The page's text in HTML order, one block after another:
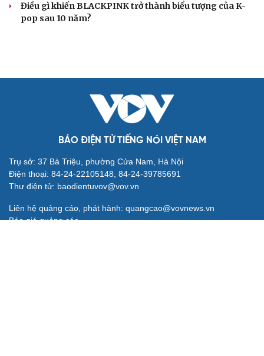
Điều gì khiến BLACKPINK trở thành biểu tượng của K-
pop sau 10 năm?
BÁO ĐIỆN TỬ TIẾNG NÓI VIỆT NAM
Trụ sở: 37 Bà Triệu, phường Cửa Nam, Hà Nội
Điện thoại: 84-24-22105148, 84-24-39785691
Thư điện tử: baodientuvov@vov.vn
Liên hệ quảng cáo, phát hành: quangcao@vovnews.vn
Báo giá quảng cáo